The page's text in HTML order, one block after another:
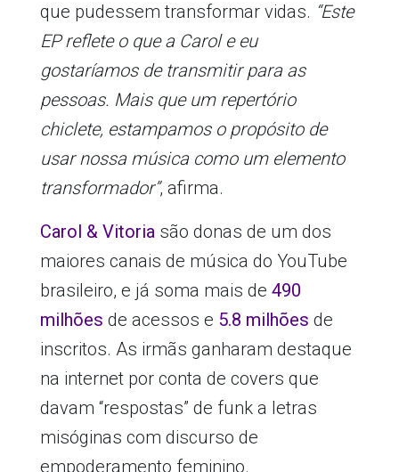
que pudessem transformar vidas. “Este
EP reflete o que a Carol e eu
gostaríamos de transmitir para as
pessoas. Mais que um repertório
chiclete, estampamos o propósito de
usar nossa música como um elemento
transformador”, afirma.
Carol & Vitoriasão donas de um dos
maiores canais de música do YouTube
brasileiro, e já soma mais de 490
milhões de acessos e 5.8 milhões de
inscritos. As irmãs ganharam destaque
na internet por conta de covers que
davam “respostas” de funk a letras
misóginas com discurso de
empoderamento feminino.